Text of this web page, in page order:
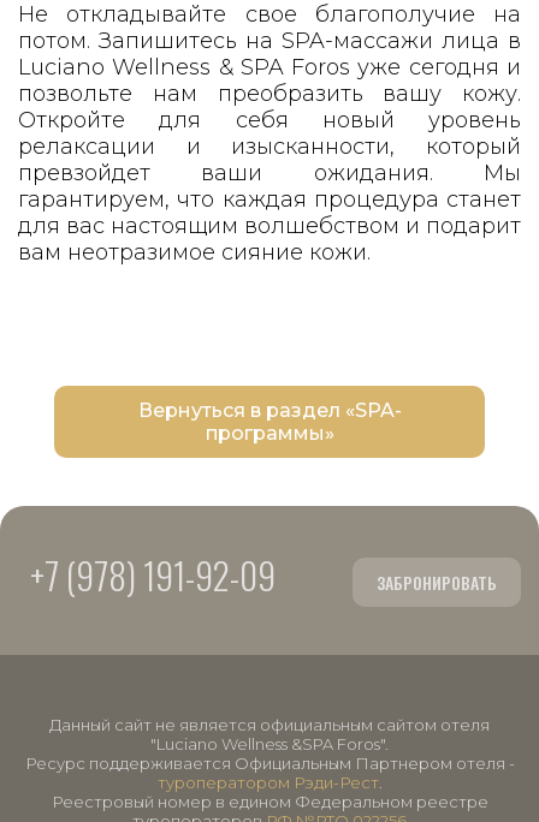
Не откладывайте свое благополучие на
потом. Запишитесь на SPA-массажи лица в
Luciano Wellness & SPA Foros уже сегодня и
позвольте нам преобразить вашу кожу.
Откройте для себя новый уровень
релаксации и изысканности, который
превзойдет ваши ожидания. Мы
гарантируем, что каждая процедура станет
для вас настоящим волшебством и подарит
вам неотразимое сияние кожи.
Вернуться в раздел «SPA-
программы»
+7 (978) 191-92-09 ЗАБРОНИРОВАТЬ
Данный сайт не является официальным сайтом отеля
"Luciano Wellness &SPA Foros".
Ресурс поддерживается Официальным Партнером отеля -
туроператором Рэди-Рест.
Реестровый номер в едином Федеральном реестре